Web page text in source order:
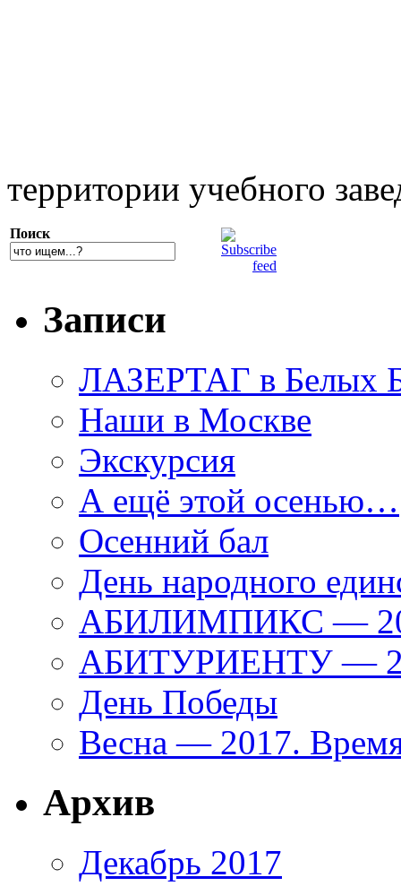
территории учебного
Поиск
Записи
ЛАЗЕРТАГ в Белых
Наши в Москве
Экскурсия
А ещё этой осенью…
Осенний бал
День народного
АБИЛИМПИКС —
АБИТУРИЕНТУ —
День Победы
Весна — 2017.
Архив
Декабрь 2017